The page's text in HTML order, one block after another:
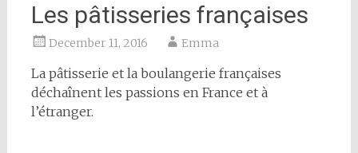
Les pâtisseries françaises
December 11, 2016 Emma
La pâtisserie et la boulangerie françaises
déchaînent les passions en France et à
l’étranger.